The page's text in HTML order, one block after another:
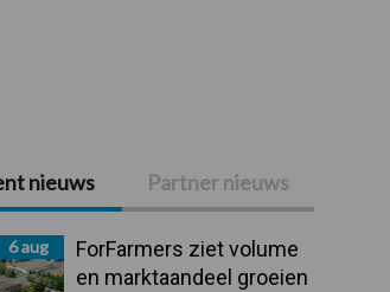
nieuws Partner nieuws
6 aug
ForFarmers ziet volume
en marktaandeel groeien